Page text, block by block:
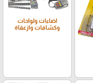
اضاءات ولواحات
وكشافات وازعقاة